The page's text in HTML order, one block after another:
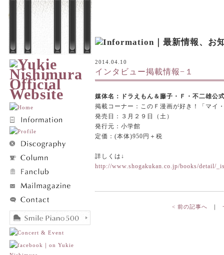
2014.04.10
インタビュー掲載情報−１
媒体名：ドラえもん＆藤子・Ｆ・不二雄公
掲載コーナー：このＦ漫画が好き！「マイ
発売日：３月２９日（土）
発行元：小学館
定価：(本体)950円＋税
詳しくは↓
http://www.shogakukan.co.jp/books/detail/
< 前の記事へ ｜